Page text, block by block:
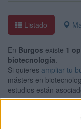
Listado
En Burgos existe 1
biotecnología.
Si quieres ampliar tu
másters en
estudios están
Seguridad y